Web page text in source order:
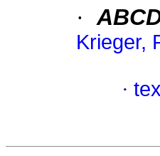
·
Krieger,
·